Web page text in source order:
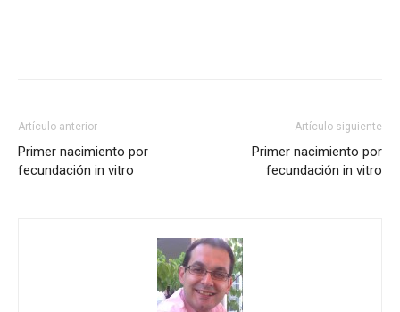
Artículo anterior
Primer nacimiento por
fecundación in vitro
Artículo siguiente
Primer nacimiento por
fecundación in vitro